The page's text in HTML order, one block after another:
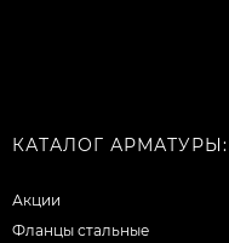
КАТАЛОГ АРМАТУРЫ:
Акции
Фланцы стальные